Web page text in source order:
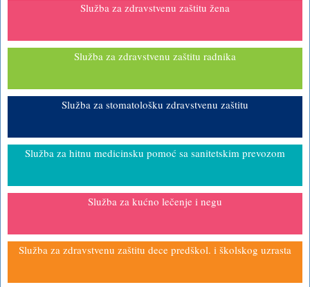
Služba za zdravstvenu zaštitu žena
Služba za zdravstvenu zaštitu radnika
Služba za stomatološku zdravstvenu zaštitu
Služba za hitnu medicinsku pomoć sa sanitetskim prevozom
Služba za kućno lečenje i negu
Služba za zdravstvenu zaštitu dece predškol. i školskog uzrasta